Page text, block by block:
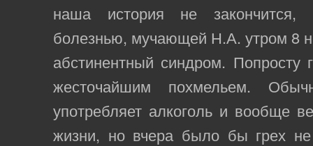
наша история не закончится,
болезнью, мучающей Н.А. утром 8
абстинентный синдром. Попросту
жесточайшим похмельем.
употребляет алкоголь и вообще
жизни, но вчера было бы грех